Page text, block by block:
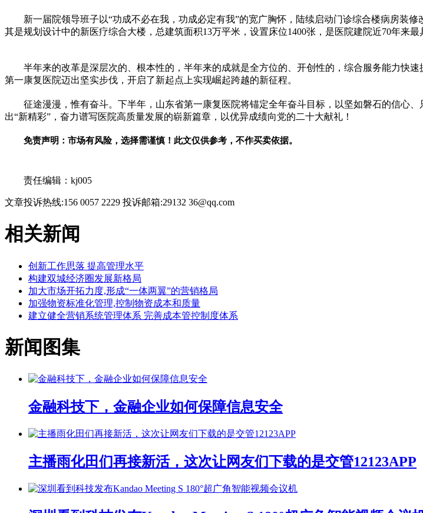
新一届院领导班子以“功成不必在我，功成必定有我”的宽广胸怀，陆续启动门诊综合楼病房装
其是规划设计中的新医疗综合大楼，总建筑面积13万平米，设置床位1400张，是医院建院近70年来
半年来的改革是深层次的、根本性的，半年来的成就是全方位的、开创性的，综合服务能力
第一康复医院迈出坚实步伐，开启了新起点上实现崛起跨越的新征程。
征途漫漫，惟有奋斗。下半年，山东省第一康复医院将锚定全年奋斗目标，以坚如磐石的信心
出“新精彩”，奋力谱写医院高质量发展的崭新篇章，以优异成绩向党的二十大献礼！
免责声明：市场有风险，选择需谨慎！此文仅供参考，不作买卖依据。
责任编辑：kj005
文章投诉热线:156 0057 2229 投诉邮箱:29132 36@qq.com
相关新闻
创新工作思落 提高管理水平
构建双城经济圈发展新格局
加大市场开拓力度,形成“一体两翼”的营销格局
加强物资标准化管理,控制物资成本和质量
建立健全营销系统管理体系 完善成本管控制度体系
新闻图集
金融科技下，金融企业如何保障信息安全
主播雨化田们再接新活，这次让网友们下载的是交管12123APP